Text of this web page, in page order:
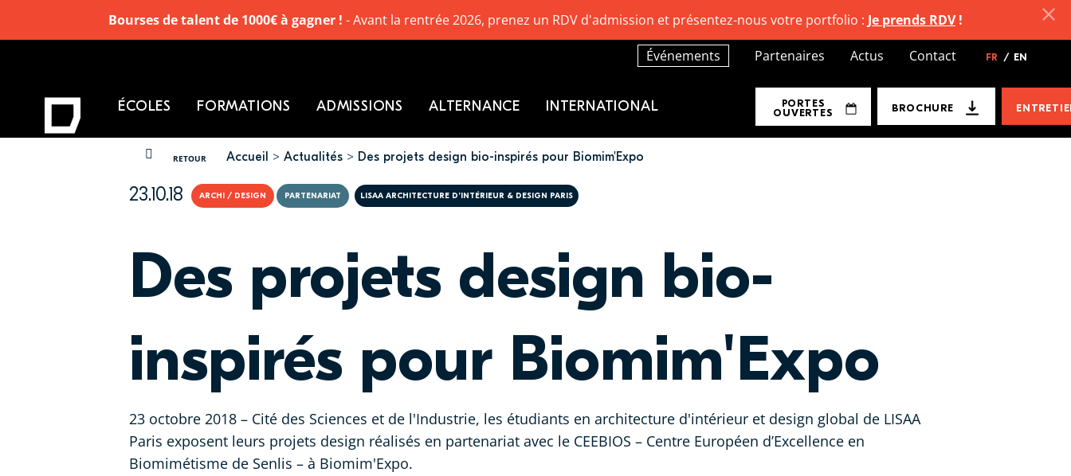
RETOUR
VOUS ÊTES ICI Accueil Actualités Des projets design bio-inspirés pour Biomim'Expo
23.10.18 ARCHI / DESIGN PARTENARIAT LISAA ARCHITECTURE D’INTÉRIEUR & DESIGN PARIS
Des projets design bio-
inspirés pour Biomim'Expo
23 octobre 2018 – Cité des Sciences et de l'Industrie, les étudiants en architecture d'intérieur et design global de LISAA
Paris exposent leurs projets design réalisés en partenariat avec le CEEBIOS – Centre Européen d’Excellence en
Biomimétisme de Senlis – à Biomim'Expo.
Événements Partenaires Actus Contact FR / EN
PORTES
OUVERTES
BROCHURE
ÉCOLES FORMATIONS ADMISSIONS ALTERNANCE INTERNATIONAL
Bourses de talent de 1000€ à gagner ! - Avant la rentrée 2026, prenez un RDV d'admission et présentez-nous votre portfolio : Je prends RDV!